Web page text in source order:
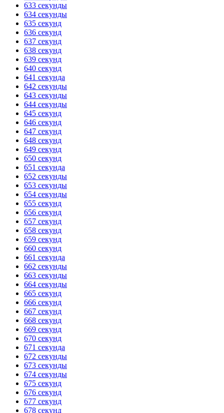
633 секунды
634 секунды
635 секунд
636 секунд
637 секунд
638 секунд
639 секунд
640 секунд
641 секунда
642 секунды
643 секунды
644 секунды
645 секунд
646 секунд
647 секунд
648 секунд
649 секунд
650 секунд
651 секунда
652 секунды
653 секунды
654 секунды
655 секунд
656 секунд
657 секунд
658 секунд
659 секунд
660 секунд
661 секунда
662 секунды
663 секунды
664 секунды
665 секунд
666 секунд
667 секунд
668 секунд
669 секунд
670 секунд
671 секунда
672 секунды
673 секунды
674 секунды
675 секунд
676 секунд
677 секунд
678 секунд